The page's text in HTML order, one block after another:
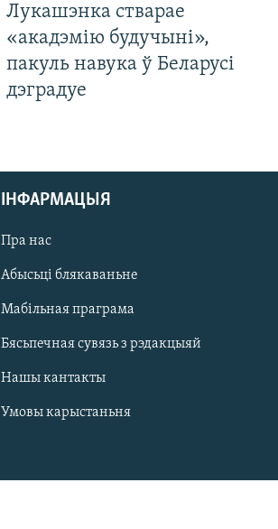
Лукашэнка стварае
«акадэмію будучыні»,
пакуль навука ў Беларусі
дэградуе
ІНФАРМАЦЫЯ
Пра нас
Абысьці блякаваньне
Мабільная праграма
Бясьпечная сувязь з рэдакцыяй
Нашы кантакты
Умовы карыстаньня